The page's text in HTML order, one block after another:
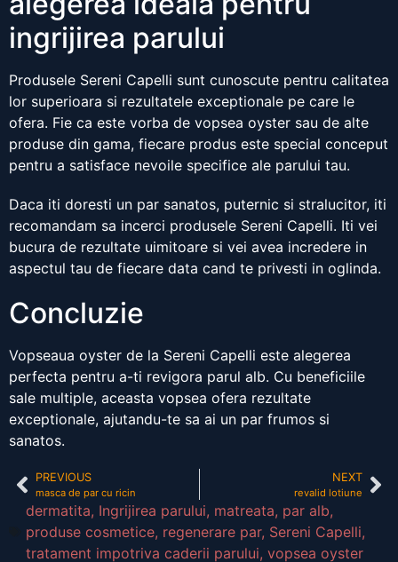
ingrijirea parului
Produsele Sereni Capelli sunt cunoscute pentru calitatea
lor superioara si rezultatele exceptionale pe care le
ofera. Fie ca este vorba de vopsea oyster sau de alte
produse din gama, fiecare produs este special conceput
pentru a satisface nevoile specifice ale parului tau.
Daca iti doresti un par sanatos, puternic si stralucitor, iti
recomandam sa incerci produsele Sereni Capelli. Iti vei
bucura de rezultate uimitoare si vei avea incredere in
aspectul tau de fiecare data cand te privesti in oglinda.
Concluzie
Vopseaua oyster de la Sereni Capelli este alegerea
perfecta pentru a-ti revigora parul alb. Cu beneficiile
sale multiple, aceasta vopsea ofera rezultate
exceptionale, ajutandu-te sa ai un par frumos si
sanatos.
PREVIOUS
masca de par cu ricin
NEXT
revalid lotiune
dermatita, Ingrijirea parului, matreata, par alb,
produse cosmetice, regenerare par, Sereni Capelli,
tratament impotriva caderii parului, vopsea oyster